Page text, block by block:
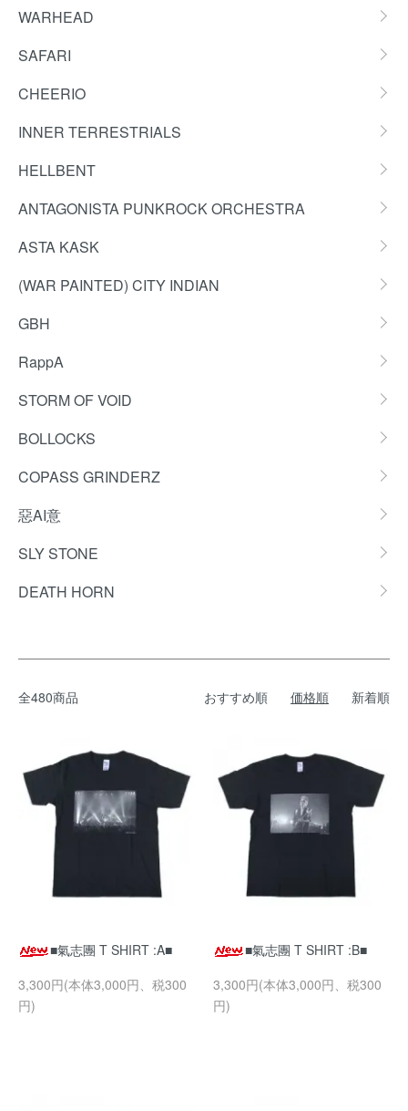
WARHEAD
SAFARI
CHEERIO
INNER TERRESTRIALS
HELLBENT
ANTAGONISTA PUNKROCK ORCHESTRA
ASTA KASK
(WAR PAINTED) CITY INDIAN
GBH
RappA
STORM OF VOID
BOLLOCKS
COPASS GRINDERZ
惡AI意
SLY STONE
DEATH HORN
全480商品 おすすめ順 価格順 新着順
■氣志團 T SHIRT :A■
3,300円(本体3,000円、税300
円)
■氣志團 T SHIRT :B■
3,300円(本体3,000円、税300
円)